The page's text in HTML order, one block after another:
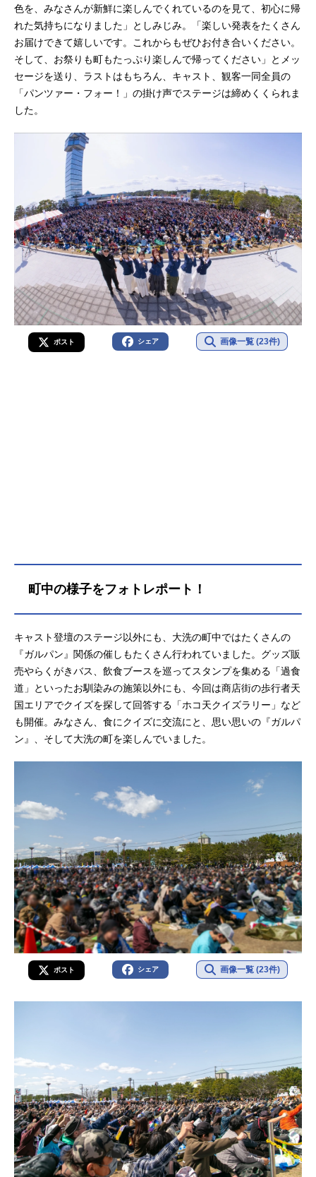
色を、みなさんが新鮮に楽しんでくれているのを見て、初心に帰
れた気持ちになりました」としみじみ。「楽しい発表をたくさん
お届けできて嬉しいです。これからもぜひお付き合いください。
そして、お祭りも町もたっぷり楽しんで帰ってください」とメッ
セージを送り、ラストはもちろん、キャスト、観客一同全員の
「パンツァー・フォー！」の掛け声でステージは締めくくられま
した。
ポスト シェア 画像一覧 (23件)
町中の様子をフォトレポート！
キャスト登壇のステージ以外にも、大洗の町中ではたくさんの
『ガルパン』関係の催しもたくさん行われていました。グッズ販
売やらくがきバス、飲食ブースを巡ってスタンプを集める「過食
道」といったお馴染みの施策以外にも、今回は商店街の歩行者天
国エリアでクイズを探して回答する「ホコ天クイズラリー」など
も開催。みなさん、食にクイズに交流にと、思い思いの『ガルパ
ン』、そして大洗の町を楽しんでいました。
ポスト シェア 画像一覧 (23件)